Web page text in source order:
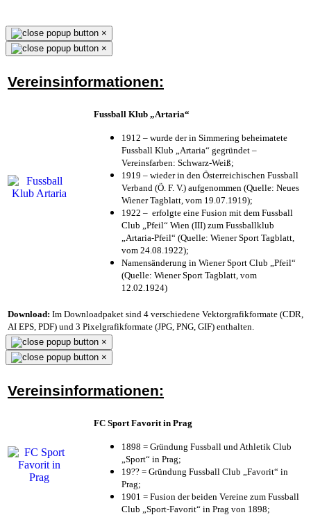
×
×
Vereinsinformationen:
Fussball Klub „Artaria“
1912 – wurde der in Simmering beheimatete
Fussball Klub „Artaria“ gegründet –
Vereinsfarben: Schwarz-Weiß;
1919 – wieder in den Österreichischen Fussball
Verband (Ö. F. V.) aufgenommen (Quelle: Neues
Wiener Tagblatt, vom 19.07.1919);
1922 – erfolgte eine Fusion mit dem Fussball
Club „Pfeil“ Wien (III) zum Fussballklub
„Artaria-Pfeil“ (Quelle: Wiener Sport Tagblatt,
vom 24.08.1922);
Namensänderung in Wiener Sport Club „Pfeil“
(Quelle: Wiener Sport Tagblatt, vom
12.02.1924)
Download: Im Downloadpaket sind 4 verschiedene Vektorgrafikformate (CDR,
AI EPS, PDF) und 3 Pixelgrafikformate (JPG, PNG, GIF) enthalten.
×
×
Vereinsinformationen:
FC Sport Favorit in Prag
1898 = Gründung Fussball und Athletik Club
„Sport“ in Prag;
19?? = Gründung Fussball Club „Favorit“ in
Prag;
1901 = Fusion der beiden Vereine zum Fussball
Club „Sport-Favorit“ in Prag von 1898;